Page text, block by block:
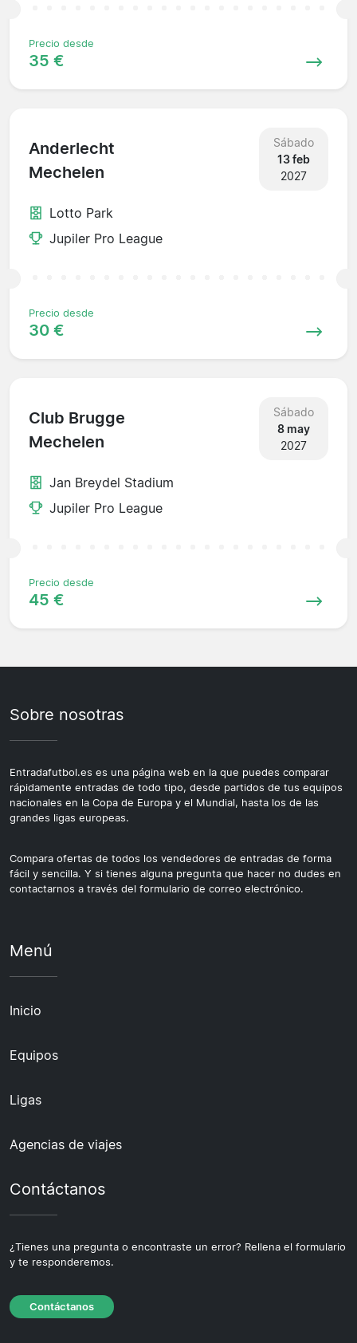
Precio desde
35 €
Anderlecht
Mechelen
Sábado
13 feb
2027
Lotto Park
Jupiler Pro League
Precio desde
30 €
Club Brugge
Mechelen
Sábado
8 may
2027
Jan Breydel Stadium
Jupiler Pro League
Precio desde
45 €
Sobre nosotras
Entradafutbol.es es una página web en la que puedes comparar
rápidamente entradas de todo tipo, desde partidos de tus equipos
nacionales en la Copa de Europa y el Mundial, hasta los de las
grandes ligas europeas.
Compara ofertas de todos los vendedores de entradas de forma
fácil y sencilla. Y si tienes alguna pregunta que hacer no dudes en
contactarnos a través del formulario de correo electrónico.
Menú
Inicio
Equipos
Ligas
Agencias de viajes
Contáctanos
¿Tienes una pregunta o encontraste un error? Rellena el formulario
y te responderemos.
Contáctanos